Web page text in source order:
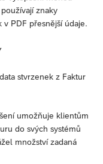
znaky
v PDF přesnější údaje.
stvrzenek z Faktur
umožňuje klientům
do svých systémů
množství zadaná